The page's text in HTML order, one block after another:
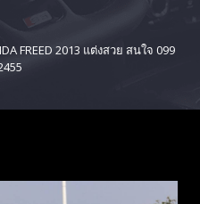
FREED 2013 แต่งสวย สนใจ 099